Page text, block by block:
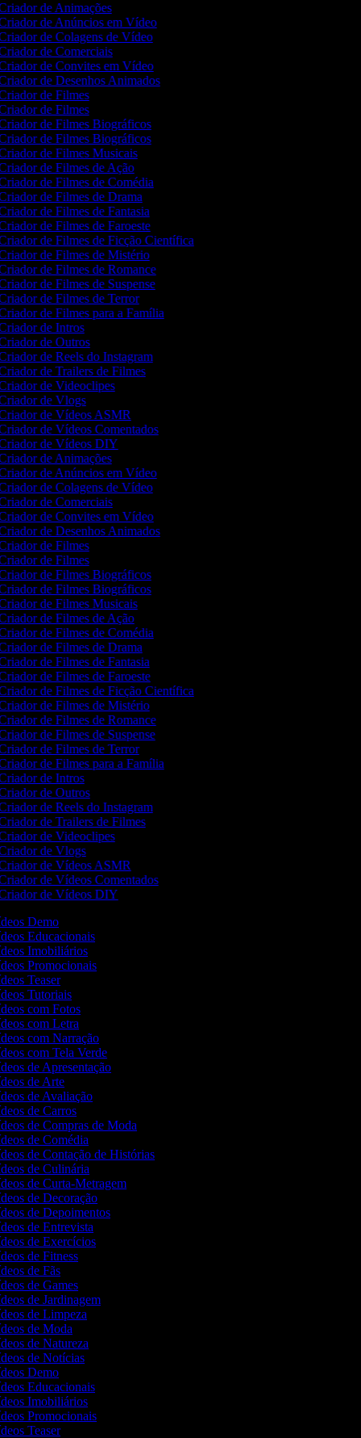
de Animações
de Anúncios em Vídeo
de Colagens de Vídeo
de Comerciais
de Convites em Vídeo
de Desenhos Animados
de Filmes
de Filmes
de Filmes Biográficos
de Filmes Biográficos
de Filmes Musicais
de Filmes de Ação
de Filmes de Comédia
de Filmes de Drama
de Filmes de Fantasia
de Filmes de Faroeste
de Filmes de Ficção Científica
de Filmes de Mistério
de Filmes de Romance
de Filmes de Suspense
de Filmes de Terror
de Filmes para a Família
de Intros
de Outros
de Reels do Instagram
de Trailers de Filmes
de Videoclipes
de Vlogs
de Vídeos ASMR
de Vídeos Comentados
de Vídeos DIY
de Animações
de Anúncios em Vídeo
de Colagens de Vídeo
de Comerciais
de Convites em Vídeo
de Desenhos Animados
de Filmes
de Filmes
de Filmes Biográficos
de Filmes Biográficos
de Filmes Musicais
de Filmes de Ação
de Filmes de Comédia
de Filmes de Drama
de Filmes de Fantasia
de Filmes de Faroeste
de Filmes de Ficção Científica
de Filmes de Mistério
de Filmes de Romance
de Filmes de Suspense
de Filmes de Terror
de Filmes para a Família
de Intros
de Outros
de Reels do Instagram
de Trailers de Filmes
de Videoclipes
de Vlogs
de Vídeos ASMR
de Vídeos Comentados
de Vídeos DIY
Demo
Educacionais
Imobiliários
Promocionais
Teaser
Tutoriais
com Fotos
com Letra
com Narração
com Tela Verde
de Apresentação
de Arte
de Avaliação
de Carros
de Compras de Moda
de Comédia
de Contação de Histórias
de Culinária
de Curta-Metragem
de Decoração
de Depoimentos
de Entrevista
de Exercícios
de Fitness
de Fãs
de Games
de Jardinagem
de Limpeza
de Moda
de Natureza
de Notícias
Demo
Educacionais
Imobiliários
Promocionais
Teaser